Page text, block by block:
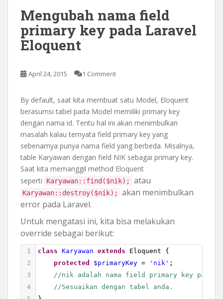
Mengubah nama field
primary key pada Laravel
Eloquent
April 24, 2015 1 Comment
By default, saat kita membuat satu Model, Eloquent
berasumsi tabel pada Model memiliki primary key
dengan nama id. Tentu hal ini akan menimbulkan
masalah kalau ternyata field primary key yang
sebenarnya punya nama field yang berbeda. Misalnya,
table Karyawan dengan field NIK sebagai primary key.
Saat kita memanggil method Eloquent
seperti
Karyawan::find($nik); atau
Karyawan::destroy($nik);
akan menimbulkan
error pada Laravel.
Untuk mengatasi ini, kita bisa melakukan
override sebagai berikut:
1 class Karyawan extends Eloquent {
2
protected $primaryKey = 'nik' ;
3
//nik adalah nama field primary key pada
4
//Sesuaikan dengan tabel anda.